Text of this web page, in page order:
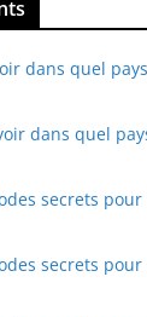
dans quel
dans quel
secrets
secrets